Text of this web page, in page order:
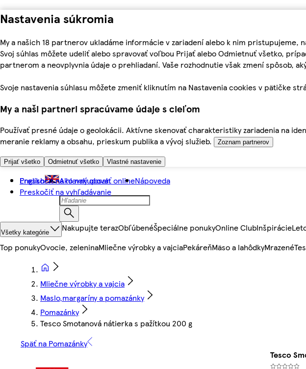
Nastavenia súkromia
My a našich 18 partnerov ukladáme informácie v zariadení alebo k nim
Svoj súhlas môžete udeliť alebo spravovať voľbou Prijať alebo Odmietnuť všetko,
partnerom a neovplyvnia údaje o prehliadaní. Vaše rozhodnutie však zmení spôsob,
Svoje nastavenia súhlasu môžete zmeniť kliknutím na Nastavenia cookies v pätičke
My a naši partneri spracúvame údaje s cieľom
Používať presné údaje o geolokácii. Aktívne skenovať charakteristiky zariadenia na
meranie reklamy a obsahu, prieskum publika a vývoj služieb.
Zoznam partnerov
Prijať všetko Odmietnuť všetko Vlastné nastavenie
Preskočiť na hlavný obsah
Preskočiť na vyhľadávanie
English Ako nakupovať onlineNápoveda
Všetky kategórie Nakupujte terazObľúbenéŠpeciálne ponukyOnline ClubInšpirácie
Top ponukyOvocie, zeleninaMliečne výrobky a vajciaPekáreňMäso a lahôdkyMrazené
Mliečne výrobky a vajcia
Maslo,margaríny a pomazánky
Pomazánky
Tesco Smotanová nátierka s pažítkou 200 g
Späť na Pomazánky
Tesco